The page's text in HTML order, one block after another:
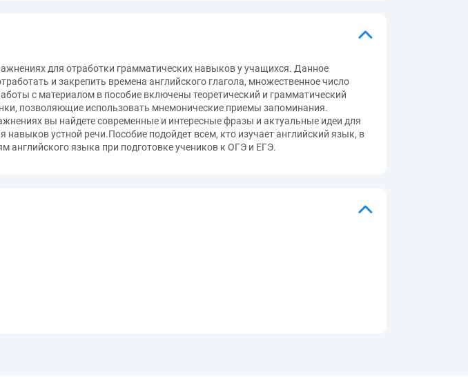
для отработки грамматических навыков у учащихся. Данное
и закрепить времена английского глагола, множественное число
с материалом в пособие включены теоретический и грамматический
позволяющие использовать мнемонические приемы запоминания.
вы найдете современные и интересные фразы и актуальные идеи для
устной речи.Пособие подойдет всем, кто изучает английский язык, в
английского языка при подготовке учеников к ОГЭ и ЕГЭ.